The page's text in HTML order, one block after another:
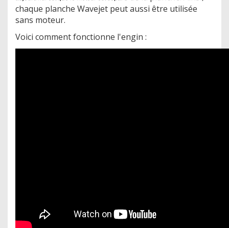
chaque planche Wavejet peut aussi être utilisée
sans moteur.
Voici comment fonctionne l'engin :